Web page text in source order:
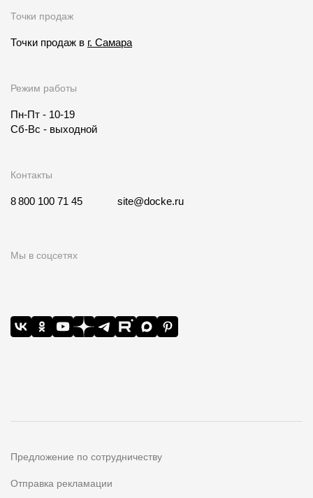
Точки продаж
Точки продаж в г. Самара
Режим работы
Пн-Пт - 10-19
Сб-Вс - выходной
Контакты
8 800 100 71 45 site@docke.ru
Мы в соцсетях
Предложение по сотрудничеству
Отправка рекламации